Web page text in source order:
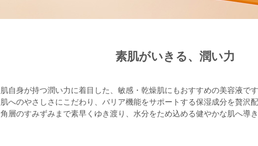
素肌がいきる、潤い力
肌自身が持つ潤い力に着目した、敏感・乾燥肌にもおすすめの美容液です
肌へのやさしさにこだわり、バリア機能をサポートする保湿成分を贅沢配
角層のすみずみまで素早くゆき渡り、水分をため込める健やかな肌へ導き